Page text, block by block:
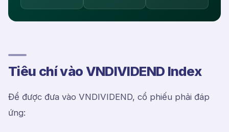
Tiêu chí vào VNDIVIDEND Index
Để được đưa vào VNDIVIDEND, cổ phiếu phải đáp
ứng: